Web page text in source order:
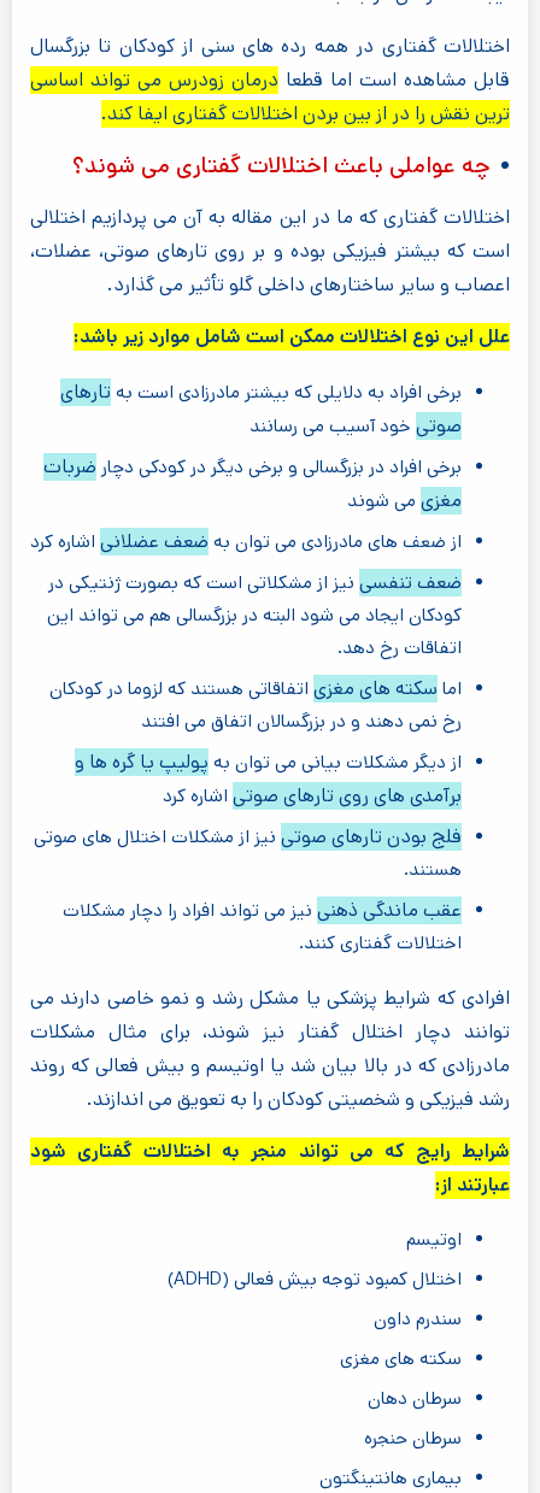
اختلالات گفتاری در همه رده های سنی از کودکان تا بزرگسال
قابل مشاهده است اما قطعا درمان زودرس می تواند اساسی
ترین نقش را در از بین بردن اختلالات گفتاری ایفا کند.
چه عواملی باعث اختلالات گفتاری می شوند؟
اختلالات گفتاری که ما در این مقاله به آن می پردازیم اختلالی
است که بیشتر فیزیکی بوده و بر روی تارهای صوتی، عضلات،
اعصاب و سایر ساختارهای داخلی گلو تأثیر می گذارد.
علل این نوع اختلالات ممکن است شامل موارد زیر باشد:
برخی افراد به دلایلی که بیشتر مادرزادی است به تارهای
صوتی خود آسیب می رسانند
برخی افراد در بزرگسالی و برخی دیگر در کودکی دچار ضربات
مغزی می شوند
از ضعف های مادرزادی می توان به ضعف عضلانی اشاره کرد
ضعف تنفسی نیز از مشکلاتی است که بصورت ژنتیکی در
کودکان ایجاد می شود البته در بزرگسالی هم می تواند این
اتفاقات رخ دهد.
اما سکته های مغزی اتفاقاتی هستند که لزوما در کودکان
رخ نمی دهند و در بزرگسالان اتفاق می افتند
از دیگر مشکلات بیانی می توان به پولیپ یا گره ها و
برآمدی های روی تارهای صوتی اشاره کرد
فلج بودن تارهای صوتی نیز از مشکلات اختلال های صوتی
هستند.
عقب ماندگی ذهنی نیز می تواند افراد را دچار مشکلات
اختلالات گفتاری کنند.
افرادی که شرایط پزشکی یا مشکل رشد و نمو خاصی دارند می
توانند دچار اختلال گفتار نیز شوند، برای مثال مشکلات
مادرزادی که در بالا بیان شد یا اوتیسم و بیش فعالی که روند
رشد فیزیکی و شخصیتی کودکان را به تعویق می اندازند.
شرایط رایج که می تواند منجر به اختلالات گفتاری شود
عبارتند از:
اوتیسم
اختلال کمبود توجه بیش فعالی (ADHD)
سندرم داون
سکته های مغزی
سرطان دهان
سرطان حنجره
بیماری هانتینگتون